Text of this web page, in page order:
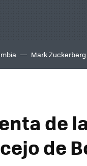
Mark Zuckerberg
TCL C8K
de
de